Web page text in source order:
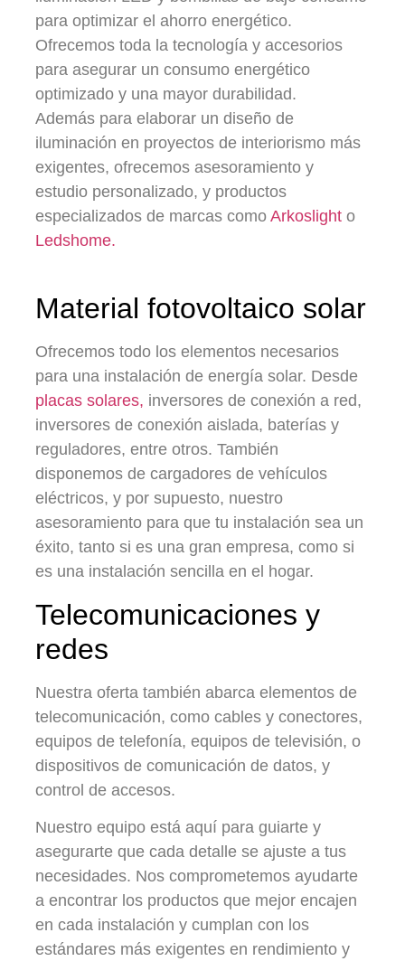
para optimizar el ahorro energético.
Ofrecemos toda la tecnología y accesorios
para asegurar un consumo energético
optimizado y una mayor durabilidad.
Además para elaborar un diseño de
iluminación en proyectos de interiorismo más
exigentes, ofrecemos asesoramiento y
estudio personalizado, y productos
especializados de marcas como Arkoslight o
Ledshome.
Material fotovoltaico solar
Ofrecemos todo los elementos necesarios
para una instalación de energía solar. Desde
placas solares, inversores de conexión a red,
inversores de conexión aislada, baterías y
reguladores, entre otros. También
disponemos de cargadores de vehículos
eléctricos, y por supuesto, nuestro
asesoramiento para que tu instalación sea un
éxito, tanto si es una gran empresa, como si
es una instalación sencilla en el hogar.
Telecomunicaciones y
redes
Nuestra oferta también abarca elementos de
telecomunicación, como cables y conectores,
equipos de telefonía, equipos de televisión, o
dispositivos de comunicación de datos, y
control de accesos.
Nuestro equipo está aquí para guiarte y
asegurarte que cada detalle se ajuste a tus
necesidades. Nos comprometemos ayudarte
a encontrar los productos que mejor encajen
en cada instalación y cumplan con los
estándares más exigentes en rendimiento y